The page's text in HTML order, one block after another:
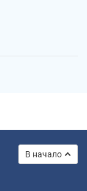
В начало